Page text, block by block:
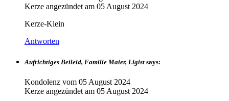
Kerze angezündet am 05 August 2024
Kerze-Klein
Antworten
Aufrichtiges Beileid, Familie Maier, Ligist says:
Kondolenz vom 05 August 2024
Kerze angezündet am 05 August 2024